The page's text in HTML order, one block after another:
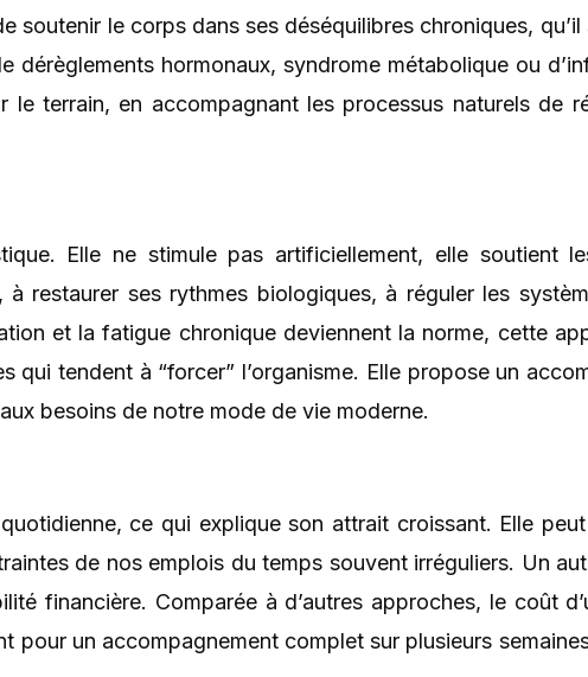
le corps dans ses déséquilibres chroniques, qu’il
hormonaux, syndrome métabolique ou
terrain, en accompagnant les processus naturels de
Elle ne stimule pas artificiellement, elle soutient
restaurer ses rythmes biologiques, à réguler les
et la fatigue chronique deviennent la norme, cette
tendent à “forcer” l’organisme. Elle propose un
besoins de notre mode de vie moderne.
ce qui explique son attrait croissant. Elle peut
de nos emplois du temps souvent irréguliers. Un
financière. Comparée à d’autres approches, le coût
un accompagnement complet sur plusieurs